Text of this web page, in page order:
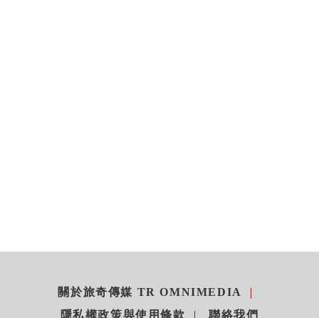
關於旅奇傳媒 TR OMNIMEDIA
隱私權政策與使用條款
聯絡我們